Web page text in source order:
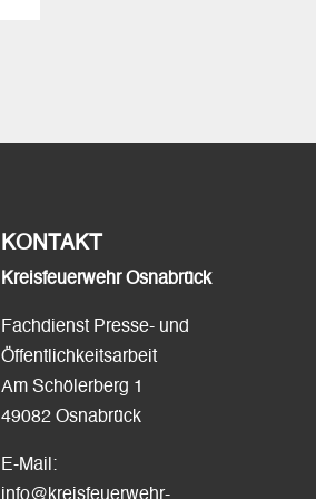
KONTAKT
Kreisfeuerwehr Osnabrück
Fachdienst Presse- und
Öffentlichkeitsarbeit
Am Schölerberg 1
49082 Osnabrück
E-Mail:
info@kreisfeuerwehr-